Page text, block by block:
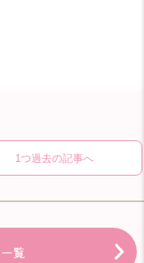
1つ過去の記事へ
覧